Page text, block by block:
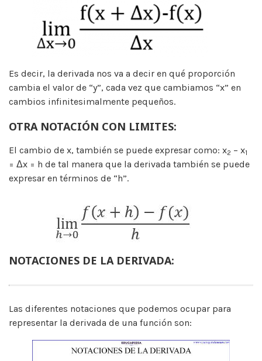
Es decir, la derivada nos va a decir en qué proporción
cambia el valor de “y”, cada vez que cambiamos “x” en
cambios infinitesimalmente pequeños.
OTRA NOTACIÓN CON LIMITES:
El cambio de x, también se puede expresar como: x2 – x1
= Δx = h de tal manera que la derivada también se puede
expresar en términos de “h”.
NOTACIONES DE LA DERIVADA:
Las diferentes notaciones que podemos ocupar para
representar la derivada de una función son: